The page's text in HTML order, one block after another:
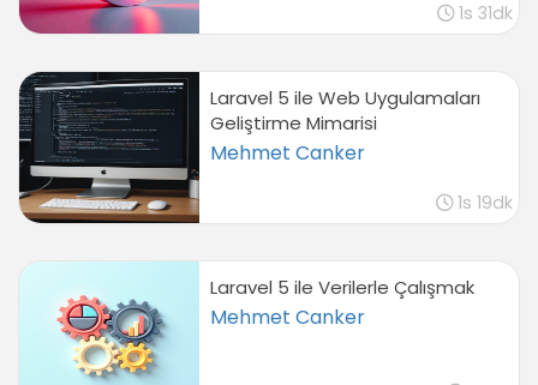
1s 31dk
Laravel 5 ile Web Uygulamaları
Geliştirme Mimarisi
Mehmet Canker
1s 19dk
Laravel 5 ile Verilerle Çalışmak
Mehmet Canker